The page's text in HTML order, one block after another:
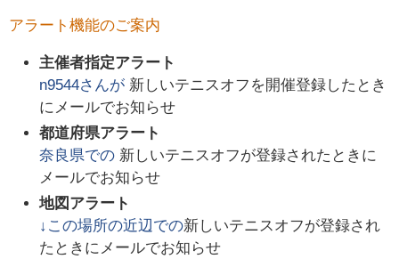
アラート機能のご案内
主催者指定アラート
n9544さんが 新しいテニスオフを開催登録したとき
にメールでお知らせ
都道府県アラート
奈良県での 新しいテニスオフが登録されたときに
メールでお知らせ
地図アラート
↓この場所の近辺での新しいテニスオフが登録され
たときにメールでお知らせ